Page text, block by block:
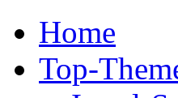
Home
Top-